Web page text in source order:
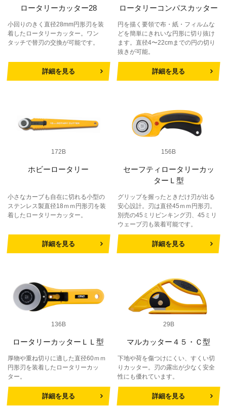
ロータリーカッター28
小回りのきく直径28mm円形刃を装
着したロータリーカッター。ワン
タッチで替刃の交換が可能です。
詳細を見る
ロータリーコンパスカッター
円を描く要領で布・紙・フィルムな
どを簡単にきれいな円形に切り抜け
ます。直径4〜22cmまでの円の切り
抜きが可能。
詳細を見る
172B
ホビーロータリー
小さなカーブも自在に切れる小型の
ステンレス製直径18ｍｍ円形刃を装
着したロータリーカッター。
詳細を見る
156B
セーフティロータリーカッ
ターＬ型
グリップを握ったときだけ刃が出る
安心設計。刃は直径45ｍｍ円形刃。
別売の45ミリピンキング刃、45ミリ
ウェーブ刃も装着可能です。
詳細を見る
136B
ロータリーカッターＬＬ型
厚物や重ね切りに適した直径60ｍｍ
円形刃を装着したロータリーカッ
ター。
詳細を見る
29B
マルカッター４５・Ｃ型
下地や荷を傷つけにくい、すくい切
りカッター。刃の露出が少なく安全
性にも優れています。
詳細を見る